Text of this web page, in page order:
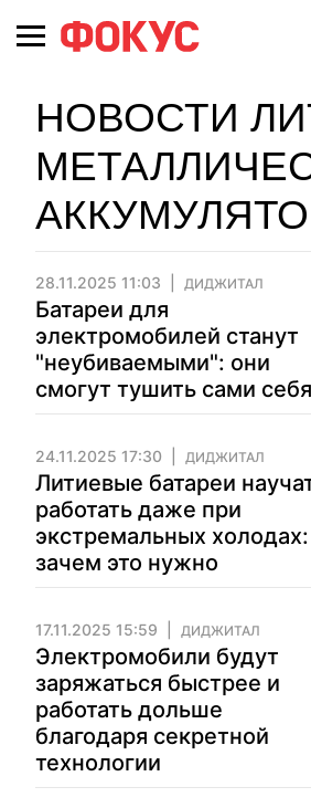
НОВОСТИ
28.11.2025 11:03 ДИДЖИТАЛ
Батареи для
электромобилей станут
"неубиваемыми": они
смогут тушить сами себя
24.11.2025 17:30 ДИДЖИТАЛ
Литиевые батареи
работать даже при
экстремальных холодах:
зачем это нужно
17.11.2025 15:59 ДИДЖИТАЛ
Электромобили будут
заряжаться быстрее и
работать дольше
благодаря секретной
технологии